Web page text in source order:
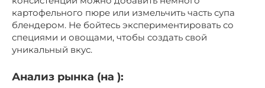
картофельного пюре или измельчить часть супа
блендером. Не бойтесь экспериментировать со
специями и овощами, чтобы создать свой
уникальный вкус.
Анализ рынка (на ):